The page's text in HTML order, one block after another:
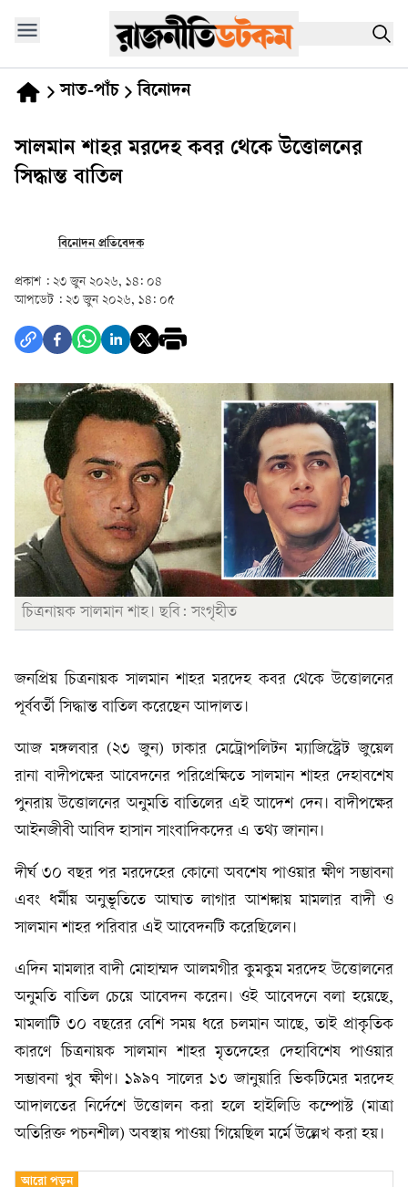
সাত-পাঁচ বিনোদন
সালমান শাহর মরদেহ কবর থেকে উত্তোলনের
সিদ্ধান্ত বাতিল
বিনোদন প্রতিবেদক
প্রকাশ : ২৩ জুন ২০২৬, ১৪: ০৪
আপডেট : ২৩ জুন ২০২৬, ১৪: ০৫
চিত্রনায়ক সালমান শাহ। ছবি: সংগৃহীত
জনপ্রিয় চিত্রনায়ক সালমান শাহর মরদেহ কবর থেকে উত্তোলনের
পূর্ববর্তী সিদ্ধান্ত বাতিল করেছেন আদালত।
আজ মঙ্গলবার (২৩ জুন) ঢাকার মেট্রোপলিটন ম্যাজিস্ট্রেট জুয়েল
রানা বাদীপক্ষের আবেদনের পরিপ্রেক্ষিতে সালমান শাহর দেহাবশেষ
পুনরায় উত্তোলনের অনুমতি বাতিলের এই আদেশ দেন। বাদীপক্ষের
আইনজীবী আবিদ হাসান সাংবাদিকদের এ তথ্য জানান।
দীর্ঘ ৩০ বছর পর মরদেহের কোনো অবশেষ পাওয়ার ক্ষীণ সম্ভাবনা
এবং ধর্মীয় অনুভূতিতে আঘাত লাগার আশঙ্কায় মামলার বাদী ও
সালমান শাহর পরিবার এই আবেদনটি করেছিলেন।
এদিন মামলার বাদী মোহাম্মদ আলমগীর কুমকুম মরদেহ উত্তোলনের
অনুমতি বাতিল চেয়ে আবেদন করেন। ওই আবেদনে বলা হয়েছে,
মামলাটি ৩০ বছরের বেশি সময় ধরে চলমান আছে, তাই প্রাকৃতিক
কারণে চিত্রনায়ক সালমান শাহর মৃতদেহের দেহাবিশেষ পাওয়ার
সম্ভাবনা খুব ক্ষীণ। ১৯৯৭ সালের ১৩ জানুয়ারি ভিকটিমের মরদেহ
আদালতের নির্দেশে উত্তোলন করা হলে হাইলিডি কম্পোস্ট (মাত্রা
অতিরিক্ত পচনশীল) অবস্থায় পাওয়া গিয়েছিল মর্মে উল্লেখ করা হয়।